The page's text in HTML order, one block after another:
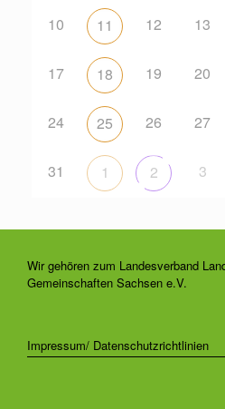
10 11 12 13
17 18 19 20
24 25 26 27
31 1 2 3
Wir gehören zum Landesverband
Gemeinschaften Sachsen e.V.
Impressum/ Datenschutzrichtlinien